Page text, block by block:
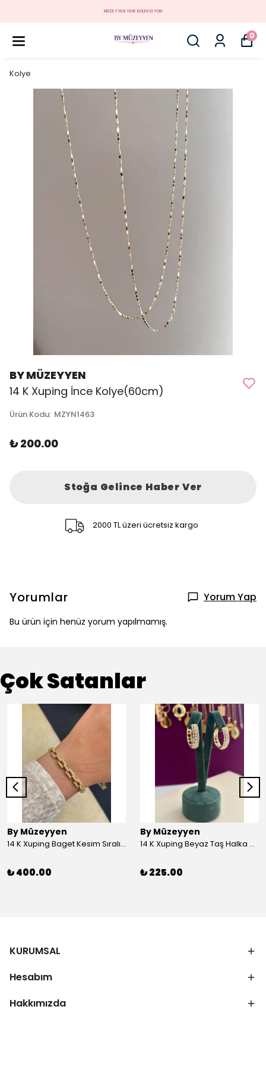
MÜZEYYEN YENİ KOLEKSİYON
0
Kolye
BY MÜZEYYEN
14 K Xuping İnce Kolye(60cm)
Ürün Kodu: MZYN1463
₺ 200.00
Stoğa Gelince Haber Ver
2000 TL üzeri ücretsiz kargo
Yorumlar Yorum Yap
Bu ürün için henüz yorum yapılmamış.
Çok Satanlar
By Müzeyyen
14 K Xuping Baget Kesim Sıralı Bileklik
₺ 400.00
By Müzeyyen
14 K Xuping Beyaz Taş Halka Küpe
₺ 225.00
KURUMSAL
Hesabım
Hakkımızda